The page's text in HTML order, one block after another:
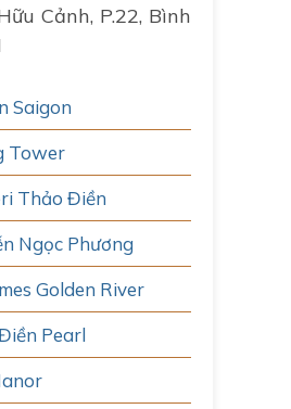
Cảnh, P.22, Bình
Saigon
Tower
Thảo Điền
Ngọc Phương
Golden River
Pearl